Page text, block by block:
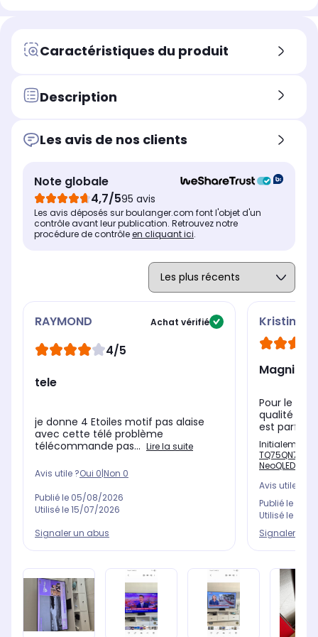
Caractéristiques du produit
Description
Les avis de nos clients
Note globale
4,7/595 avis
Les avis déposés sur boulanger.com font l'objet d'un
contrôle avant leur publication. Retrouvez notre
procédure de contrôleen cliquant ici.
RAYMOND Achat vérifié
4/5
tele
je donne 4 Etoiles motif pas alaise
avec cette télé problème
télécommande pas... Lire la suite
Avis utile ?Oui 0|Non 0
Publié le 05/08/2026
Utilisé le15/07/2026
Signaler un abus
Kristina
Pour le
qualité et
est
Initialement
TQ75QN77F
NeoQLED
Avis utile ?
Publié le
Utilisé le
Signaler un